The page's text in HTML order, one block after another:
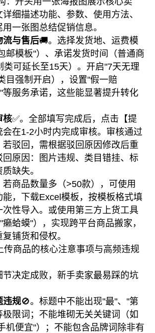
细描述功能、参数、使用方法、
一张图总结促销信息。
流与售后🚚。选择发货地、运费模
邮模板"）、承诺发货时间（普通商
类可延长至15天）。开启"7天无理
目强制开启），设置"假一赔
等服务承诺，这些能显著提升转化
核✅。全部填写完成后，点击【提
会在1-2小时内完成审核。审核通过
若驳回，需根据驳回原因修改后重
原因：图片违规、类目错挂、标
缺失。
商品数量多（>50款），可使用
能，下载Excel模板，按模板格式填
次性导入。或使用第三方上货工具
癞蛤蟆"），实现跨平台商品搬家，
铺货和侵权。
传商品的核心注意事项与高频违规
节决定成败，新手卖家最易踩的坑
违规🚫。标题中不能出现"最"、"第
极限词；不能堆砌无关关键词（如
机便宜"）；不能包含品牌词除非有